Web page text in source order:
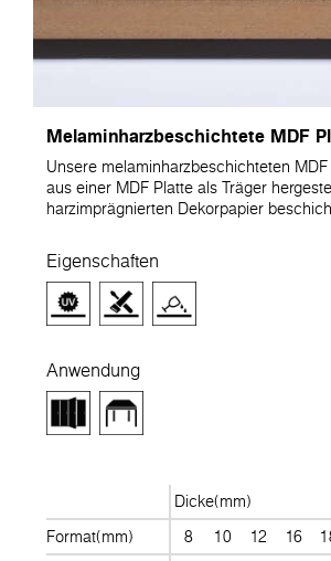
Melaminharzbeschichtete MDF
Unsere melaminharzbeschichteten
aus einer MDF Platte als Träger
harzimprägnierten Dekorpapier
Eigenschaften
Anwendung
Dicke(mm)
Format(mm)
8 10 12 16